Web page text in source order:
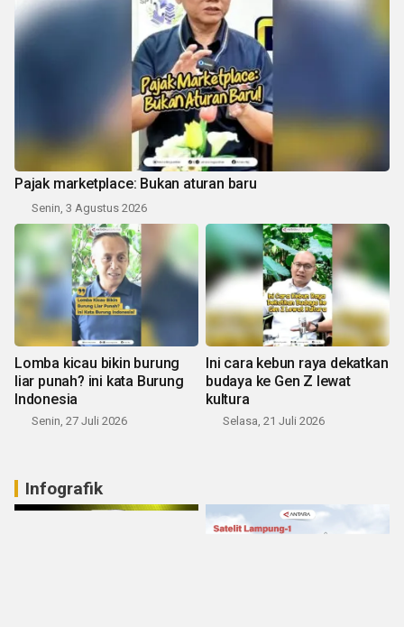
Pajak marketplace: Bukan aturan baru
Senin, 3 Agustus 2026
Lomba kicau bikin burung
liar punah? ini kata Burung
Indonesia
Senin, 27 Juli 2026
Ini cara kebun raya dekatkan
budaya ke Gen Z lewat
kultura
Selasa, 21 Juli 2026
Infografik